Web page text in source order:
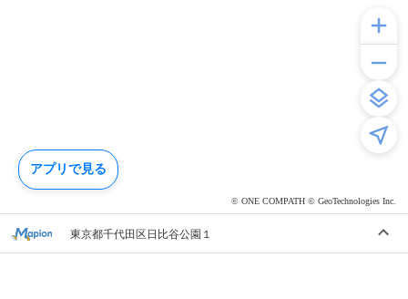
© ONE COMPATH © GeoTechnologies Inc.
東京都千代田区日比谷公園１
アプリで見る